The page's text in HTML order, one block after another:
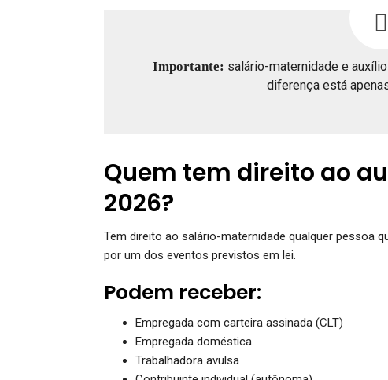
Importante: salário-maternidade e
diferença está
Quem tem direito ao
2026?
Tem direito ao salário-maternidade qualquer pessoa
por um dos eventos previstos em lei.
Podem receber:
Empregada com carteira assinada (CLT)
Empregada doméstica
Trabalhadora avulsa